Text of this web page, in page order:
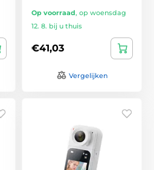
Op voorraad, op woensdag
12. 8. bij u thuis
€41,03
Vergelijken